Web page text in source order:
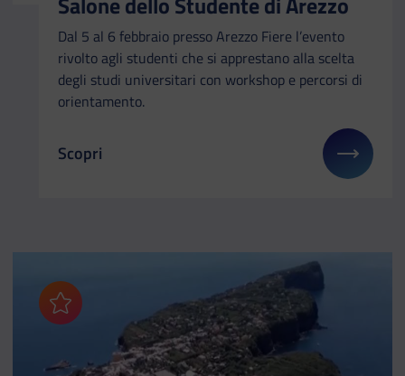
Dal 5 al 6 febbraio presso Arezzo Fiere l’evento
rivolto agli studenti che si apprestano alla scelta
degli studi universitari con workshop e percorsi di
orientamento.
Il link ti porterà ad avere maggiori dettagli su:
Scopri
Aggiungi ai preferiti